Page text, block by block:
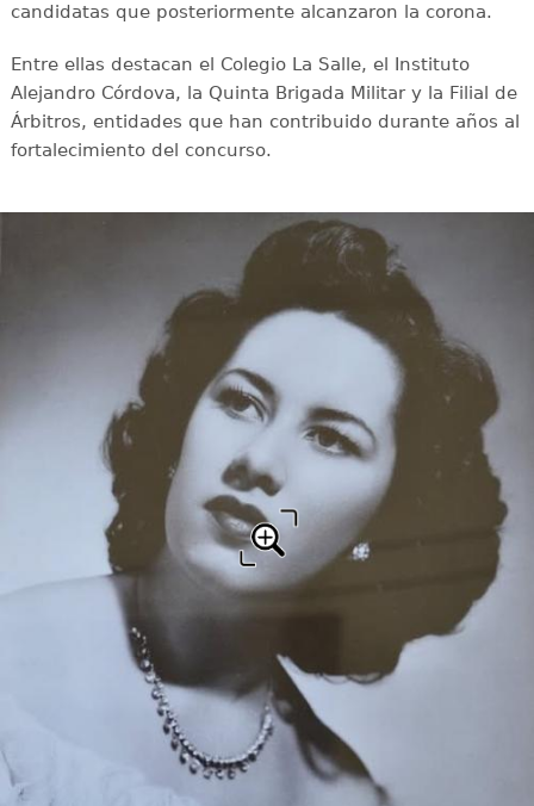
candidatas que posteriormente alcanzaron la corona.
Entre ellas destacan el Colegio La Salle, el Instituto
Alejandro Córdova, la Quinta Brigada Militar y la Filial de
Árbitros, entidades que han contribuido durante años al
fortalecimiento del concurso.